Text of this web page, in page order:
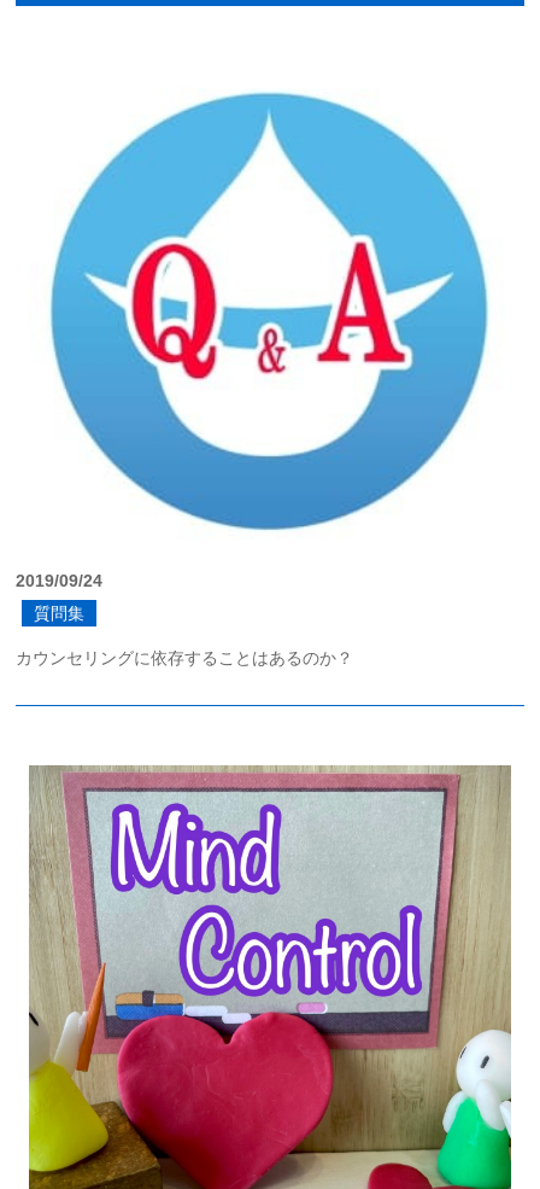
2019/09/24
質問集
カウンセリングに依存することはあるのか？